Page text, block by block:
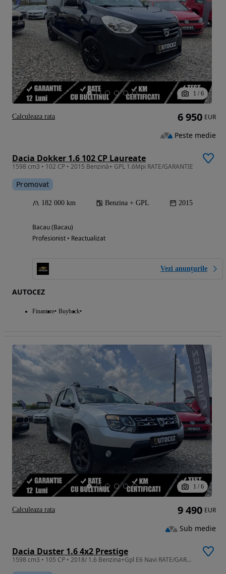
1 / 6
Dacia Dokker 1.6 102 CP Laureate
1598 cm3 • 102 CP • 2015 Benzină+ GPL 1.6Mpi RATE/GARANTIE
Promovat
182 000 km Benzina + GPL 2015
Bacau (Bacau)
Profesionist • Reactualizat
Vezi anunțurile
AUTOCEZ
Finantare Buyback
6 950 EUR
Peste medie
Calculeaza rata
1 / 6
Dacia Duster 1.6 4x2 Prestige
1598 cm3 • 105 CP • 2018/ 1.6 Benzina+Gpl E6 Navi RATE/GARANȚIE
9 490 EUR
Sub medie
Calculeaza rata